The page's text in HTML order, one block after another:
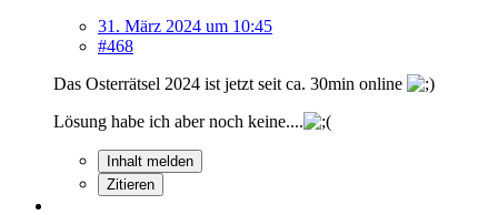
31. März 2024 um 10:45
#468
Das Osterrätsel 2024 ist jetzt seit ca. 30min online
Lösung habe ich aber noch keine....
Inhalt melden
Zitieren